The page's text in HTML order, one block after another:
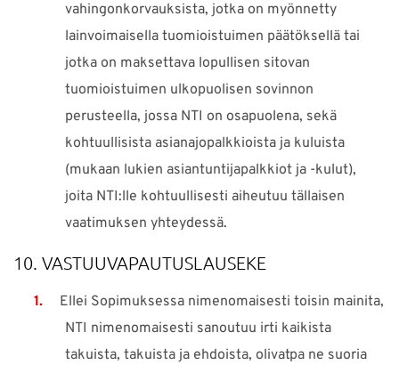
vahingonkorvauksista, jotka on myönnetty
lainvoimaisella tuomioistuimen päätöksellä tai
jotka on maksettava lopullisen sitovan
tuomioistuimen ulkopuolisen sovinnon
perusteella, jossa NTI on osapuolena, sekä
kohtuullisista asianajopalkkioista ja kuluista
(mukaan lukien asiantuntijapalkkiot ja -kulut),
joita NTI:lle kohtuullisesti aiheutuu tällaisen
vaatimuksen yhteydessä.
10. VASTUUVAPAUTUSLAUSEKE
Ellei Sopimuksessa nimenomaisesti toisin mainita,
NTI nimenomaisesti sanoutuu irti kaikista
takuista, takuista ja ehdoista, olivatpa ne suoria